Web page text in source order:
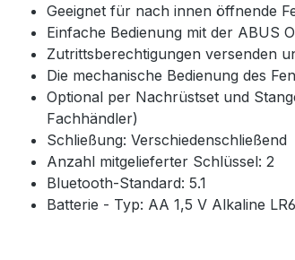
Geeignet für nach innen öffnende
Einfache Bedienung mit der ABUS
Zutrittsberechtigungen versenden
Die mechanische Bedienung des
Optional per Nachrüstset und
Fachhändler)
Schließung: Verschiedenschließend
Anzahl mitgelieferter Schlüssel: 2
Bluetooth-Standard: 5.1
Batterie - Typ: AA 1,5 V Alkaline LR6